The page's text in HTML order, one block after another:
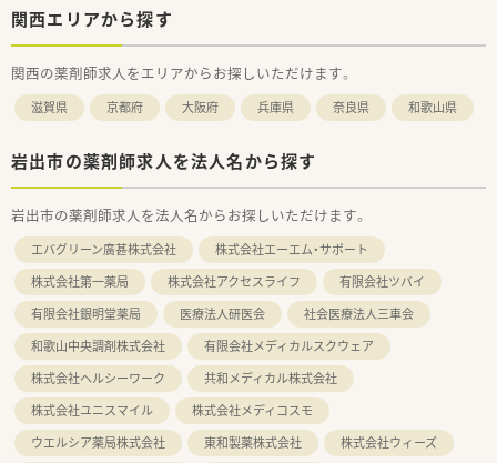
関西エリアから探す
関西の薬剤師求人をエリアからお探しいただけます。
滋賀県 京都府 大阪府 兵庫県 奈良県 和歌山県
岩出市の薬剤師求人を法人名から探す
岩出市の薬剤師求人を法人名からお探しいただけます。
エバグリーン廣甚株式会社
株式会社エーエム・サポート
株式会社第一薬局
株式会社アクセスライフ
有限会社ツバイ
有限会社銀明堂薬局
医療法人研医会
社会医療法人三車会
和歌山中央調剤株式会社
有限会社メディカルスクウェア
株式会社ヘルシーワーク
共和メディカル株式会社
株式会社ユニスマイル
株式会社メディコスモ
ウエルシア薬局株式会社
東和製薬株式会社
株式会社ウィーズ